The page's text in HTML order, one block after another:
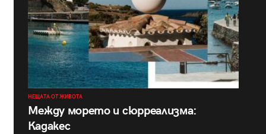
НЕЩАТА ОТ ЖИВОТА
Между морето и сюрреализма:
Кадакес